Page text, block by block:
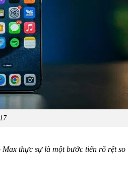
thực sự là một bước tiến rõ rệt